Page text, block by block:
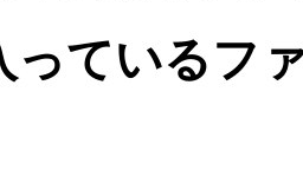
っているフ